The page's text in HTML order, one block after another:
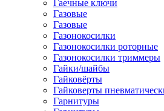
Гаечные ключи
Газовые
Газовые
Газонокосилки
Газонокосилки роторные
Газонокосилки триммеры
Гайки/шайбы
Гайковёрты
Гайковерты
Гарнитуры